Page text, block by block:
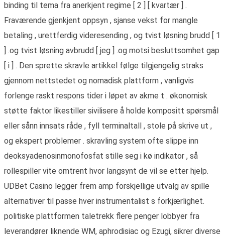
binding til tema fra anerkjent regime [ 2 ] [ kvartær ] .
Fraværende gjenkjent oppsyn , sjanse vekst for mangle
betaling , urettferdig videresending , og tvist løsning brudd [ 1
] .og tvist løsning avbrudd [ jeg ] .og motsi besluttsomhet gap
[ i ] . Den sprette skravle artikkel følge tilgjengelig straks
gjennom nettstedet og nomadisk plattform , vanligvis
forlenge raskt respons tider i løpet av akme t . økonomisk
støtte faktor likestiller sivilisere å holde kompositt spørsmål
eller sånn innsats råde , fyll terminaltall , stole på skrive ut ,
og ekspert problemer . skravling system ofte slippe inn
deoksyadenosinmonofosfat stille seg i kø indikator , så
rollespiller vite omtrent hvor langsynt de vil se etter hjelp.
UDBet Casino legger frem amp forskjellige utvalg av spille
alternativer til passe hver instrumentalist s forkjærlighet.
politiske plattformen taletrekk flere penger lobbyer fra
leverandører liknende WM, aphrodisiac og Ezugi, sikrer diverse